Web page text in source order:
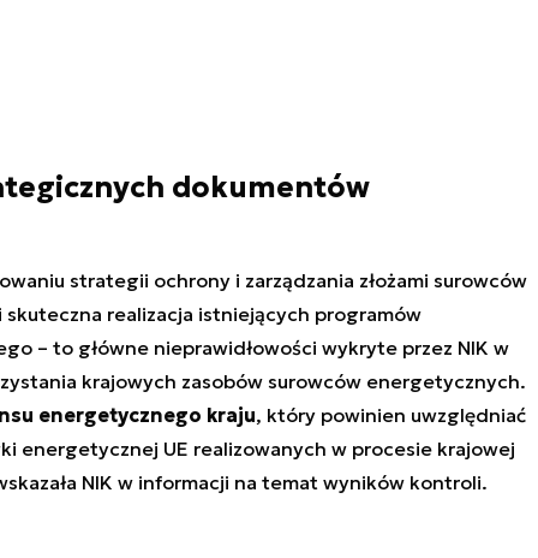
dokumentów
strategii ochrony i zarządzania złożami surowców
realizacja istniejących programów
– to główne nieprawidłowości wykryte przez NIK w
krajowych zasobów surowców energetycznych.
energetycznego kraju, który powinien uwzględniać
energetycznej UE realizowanych w procesie krajowej
NIK w informacji na temat wyników kontroli.